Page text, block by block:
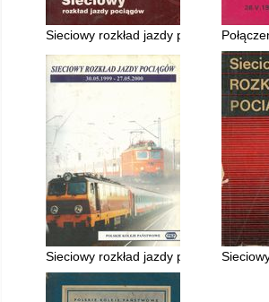
Sieciowy rozkład jazdy pociągów
Sieciowy rozkład jazdy pociągów PKP